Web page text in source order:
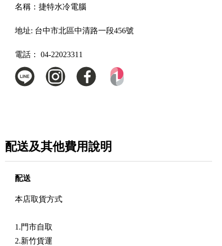
名稱： 捷特水冷電腦
地址: 台中市北區中清路一段456號
電話： 04-22023311
配送及其他費用說明
配送
本店取貨方式
1.門市自取
2.新竹貨運